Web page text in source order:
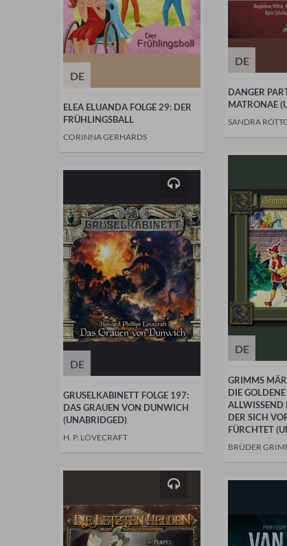
DE
ELEA ELUANDA FOLGE 29: DER
FRÜHLINGSBALL
CORINNA GERHARDS
DE
DANGER
MATRONAE
SANDRA
DE
GRUSELKABINETT FOLGE 197:
DAS GRAUEN VON DUNWICH
(UNABRIDGED)
H. P. LOVECRAFT
DE
GRIMMS
DIE
ALLWISSEND
DER SICH
FÜRCHTET
BRÜDER